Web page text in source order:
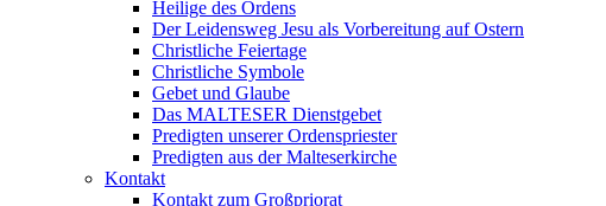
Heilige des Ordens
Der Leidensweg Jesu als Vorbereitung auf Ostern
Christliche Feiertage
Christliche Symbole
Gebet und Glaube
Das MALTESER Dienstgebet
Predigten unserer Ordenspriester
Predigten aus der Malteserkirche
Kontakt
Kontakt zum Großpriorat